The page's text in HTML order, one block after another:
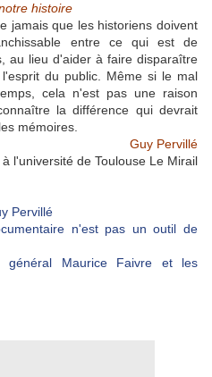
histoire
jamais que les historiens doivent
entre ce qui est de
au lieu d'aider à faire disparaître
du public. Même si le mal
cela n'est pas une raison
la différence qui devrait
mémoires.
Guy Pervillé
l'université de Toulouse Le Mirail
Pervillé
n'est pas un outil de
Maurice Faivre et les